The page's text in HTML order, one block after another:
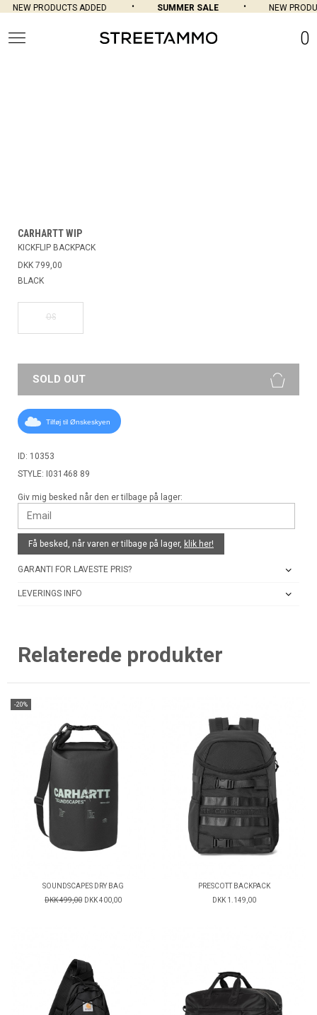
NEW PRODUCTS ADDED SUMMER SALE NEW
0
CARHARTT WIP
KICKFLIP BACKPACK
DKK 799,00
BLACK
OS
SOLD OUT
Tilføj til Ønskeskyen
ID: 10353
STYLE: I031468 89
Giv mig besked når den er tilbage på lager:
Få besked, når varen er tilbage på lager, klik her!
GARANTI FOR LAVESTE PRIS?
LEVERINGS INFO
Relaterede produkter
-20%
SOUNDSCAPES DRY BAG
DKK 499,00 DKK 400,00
PRESCOTT BACKPACK
DKK 1.149,00